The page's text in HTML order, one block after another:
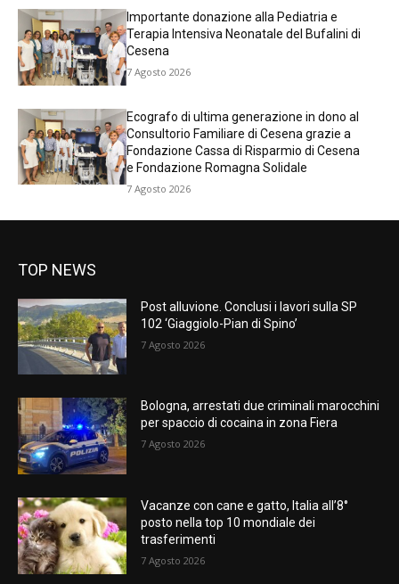
Importante donazione alla Pediatria e
Terapia Intensiva Neonatale del Bufalini di
Cesena
7 Agosto 2026
Ecografo di ultima generazione in dono al
Consultorio Familiare di Cesena grazie a
Fondazione Cassa di Risparmio di Cesena
e Fondazione Romagna Solidale
7 Agosto 2026
TOP NEWS
Post alluvione. Conclusi i lavori sulla SP
102 ‘Giaggiolo-Pian di Spino’
7 Agosto 2026
Bologna, arrestati due criminali marocchini
per spaccio di cocaina in zona Fiera
7 Agosto 2026
Vacanze con cane e gatto, Italia all’8°
posto nella top 10 mondiale dei
trasferimenti
7 Agosto 2026